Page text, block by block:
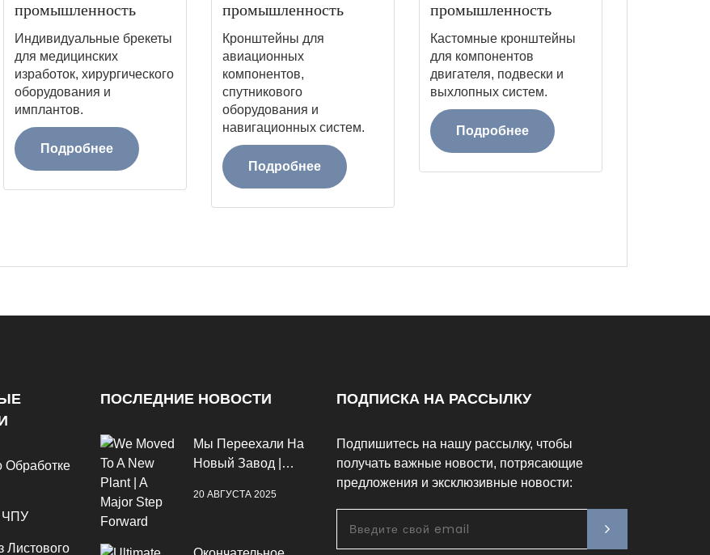
промышленность
Индивидуальные брекеты
для медицинских
изработок, хирургического
оборудования и
имплантов.
Подробнее
промышленность
Кронштейны для
авиационных
компонентов,
спутникового
оборудования и
навигационных систем.
Подробнее
промышленность
Кастомные кронштейны
для компонентов
двигателя, подвески и
выхлопных систем.
Подробнее
Обработке
ЧПУ
Листового
ПОСЛЕДНИЕ НОВОСТИ
Мы Переехали На
Новый Завод |
Вперёд
20 АВГУСТА 2025
ПОДПИСКА НА РАССЫЛКУ
Подпишитесь на нашу рассылку, чтобы
получать важные новости, потрясающие
предложения и эксклюзивные новости: